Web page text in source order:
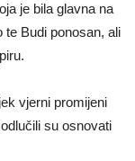
je bila glavna na
Budi ponosan, ali
vjerni promijeni
su osnovati